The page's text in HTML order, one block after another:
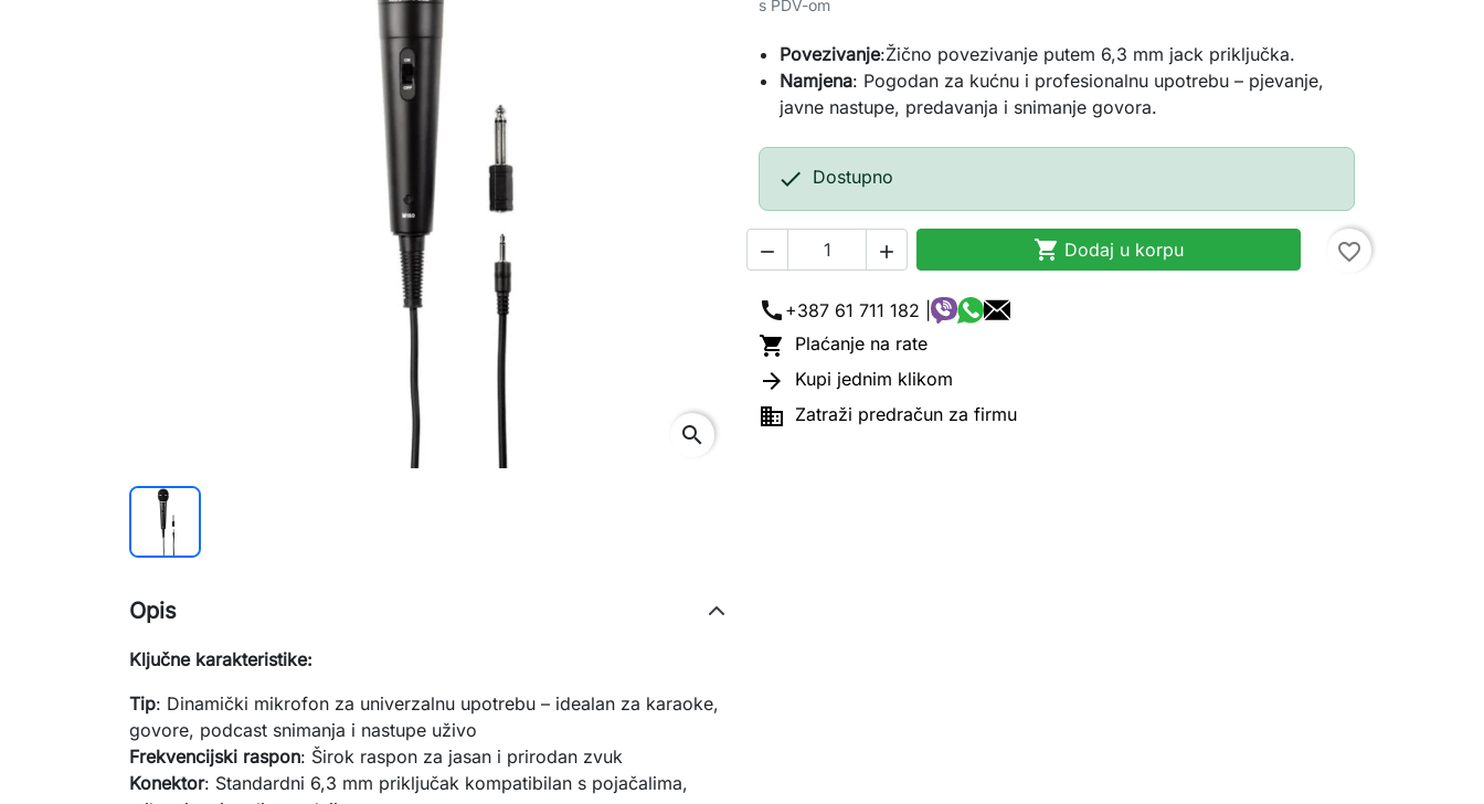
search
s PDV-om
Povezivanje:Žično povezivanje putem 6,3 mm jack priključka.
Namjena: Pogodan za kućnu i profesionalnu upotrebu – pjevanje,
javne nastupe, predavanja i snimanje govora.
 Dostupno
   Dodaj u korpu favorite_border
call +387 61 711 182 |
 Plaćanje na rate
 Kupi jednim klikom
 Zatraži predračun za firmu
Opis
Ključne karakteristike:
Tip: Dinamički mikrofon za univerzalnu upotrebu – idealan za karaoke,
govore, podcast snimanja i nastupe uživo
Frekvencijski raspon: Širok raspon za jasan i prirodan zvuk
Konektor: Standardni 6,3 mm priključak kompatibilan s pojačalima,